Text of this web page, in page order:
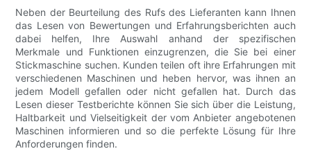
Neben der Beurteilung des Rufs des Lieferanten kann Ihnen
das Lesen von Bewertungen und Erfahrungsberichten auch
dabei helfen, Ihre Auswahl anhand der spezifischen
Merkmale und Funktionen einzugrenzen, die Sie bei einer
Stickmaschine suchen. Kunden teilen oft ihre Erfahrungen mit
verschiedenen Maschinen und heben hervor, was ihnen an
jedem Modell gefallen oder nicht gefallen hat. Durch das
Lesen dieser Testberichte können Sie sich über die Leistung,
Haltbarkeit und Vielseitigkeit der vom Anbieter angebotenen
Maschinen informieren und so die perfekte Lösung für Ihre
Anforderungen finden.